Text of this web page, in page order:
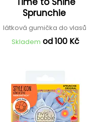
Sprunchie
látková gumička do vlasů
Skladem od 100 Kč